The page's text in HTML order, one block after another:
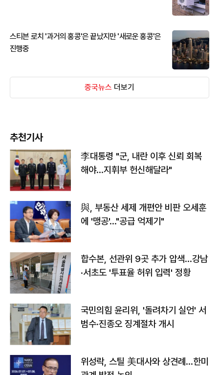
스티븐 로치 '과거의 홍콩'은 끝났지만 '새로운 홍콩'은
진행중
중국뉴스 더보기
추천기사
李대통령 "군, 내란 이후 신뢰 회복
해야…지휘부 헌신해달라"
與, 부동산 세제 개편안 비판 오세훈
에 '맹공'…"공급 억제기"
합수본, 선관위 9곳 추가 압색…강남
·서초도 '투표율 허위 입력' 정황
국민의힘 윤리위, '돌려차기 실언' 서
범수·진종오 징계절차 개시
위성락, 스틸 美대사와 상견례…한미